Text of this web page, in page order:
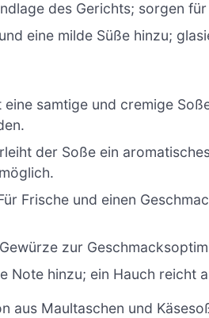
des Gerichts; sorgen
eine milde Süße hinzu;
eine samtige und cremige
der Soße ein
Frische und einen
zur
Note hinzu; ein Hauch reicht
aus Maultaschen und